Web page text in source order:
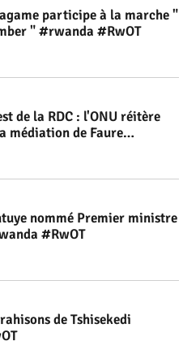
participe à la marche "
" #rwanda #RwOT
de la RDC : l'ONU réitère
médiation de Faure
#RwOT
nommé Premier ministre
#RwOT
de Tshisekedi